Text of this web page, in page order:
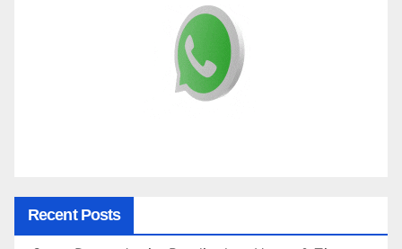
Recent Posts